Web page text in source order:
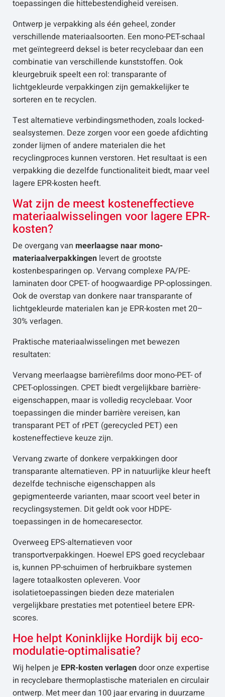
toepassingen die hittebestendigheid vereisen.
Ontwerp je verpakking als één geheel, zonder
verschillende materiaalsoorten. Een mono-PET-schaal
met geïntegreerd deksel is beter recyclebaar dan een
combinatie van verschillende kunststoffen. Ook
kleurgebruik speelt een rol: transparante of
lichtgekleurde verpakkingen zijn gemakkelijker te
sorteren en te recyclen.
Test alternatieve verbindingsmethoden, zoals locked-
sealsystemen. Deze zorgen voor een goede afdichting
zonder lijmen of andere materialen die het
recyclingproces kunnen verstoren. Het resultaat is een
verpakking die dezelfde functionaliteit biedt, maar veel
lagere EPR-kosten heeft.
Wat zijn de meest kosteneffectieve
materiaalwisselingen voor lagere EPR-
kosten?
De overgang van meerlaagse naar mono-
materiaalverpakkingen levert de grootste
kostenbesparingen op. Vervang complexe PA/PE-
laminaten door CPET- of hoogwaardige PP-oplossingen.
Ook de overstap van donkere naar transparante of
lichtgekleurde materialen kan je EPR-kosten met 20–
30% verlagen.
Praktische materiaalwisselingen met bewezen
resultaten:
Vervang meerlaagse barrièrefilms door mono-PET- of
CPET-oplossingen. CPET biedt vergelijkbare barrière-
eigenschappen, maar is volledig recyclebaar. Voor
toepassingen die minder barrière vereisen, kan
transparant PET of rPET (gerecycled PET) een
kosteneffectieve keuze zijn.
Vervang zwarte of donkere verpakkingen door
transparante alternatieven. PP in natuurlijke kleur heeft
dezelfde technische eigenschappen als
gepigmenteerde varianten, maar scoort veel beter in
recyclingsystemen. Dit geldt ook voor HDPE-
toepassingen in de homecaresector.
Overweeg EPS-alternatieven voor
transportverpakkingen. Hoewel EPS goed recyclebaar
is, kunnen PP-schuimen of herbruikbare systemen
lagere totaalkosten opleveren. Voor
isolatietoepassingen bieden deze materialen
vergelijkbare prestaties met potentieel betere EPR-
scores.
Hoe helpt Koninklijke Hordijk bij eco-
modulatie-optimalisatie?
Wij helpen je EPR-kosten verlagendoor onze expertise
in recyclebare thermoplastische materialen en circulair
ontwerp. Met meer dan 100 jaar ervaring in duurzame